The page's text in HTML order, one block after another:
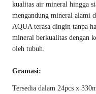
kualitas air mineral hingga
mengandung mineral alami
AQUA terasa dingin tanpa
mineral berkualitas dengan
oleh tubuh.
Gramasi:
Tersedia dalam 24pcs x